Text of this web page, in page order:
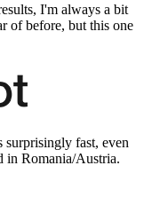
I'm always a bit
of before, but this one
fast, even
in Romania/Austria.